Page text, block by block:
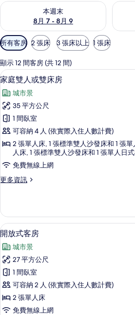
本週末
8月 7 - 8月 9
查看本週末 (8月 7 - 8月 9) 的供應情況
查看
可
用
的
客
房
篩
選
條
件
所有客房 2 張床 3 張床以上 1 張床
顯示 12 間客房 (共 12 間)
顯
示
家
庭
雙
人
雙
床
所
有
相
片
家庭雙
6
家庭雙人或雙床房
城市景
35 平方公尺
1 間臥室
可容納 4 人 (依實際入住人數計費)
2 張單人床, 1 張標準雙人沙發床和 1 張
人床, 1 張標準雙人沙發床和 1 張單人日
免費無線上網
更多資訊
更
雙
人
或
雙
床
房
的
詳
情
顯
示
開
放
式
客
房
高級寢
7
開放式客房
城市景
27 平方公尺
1 間臥室
可容納 2 人 (依實際入住人數計費)
2 張單人床
免費無線上網